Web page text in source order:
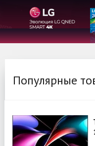
Популярные